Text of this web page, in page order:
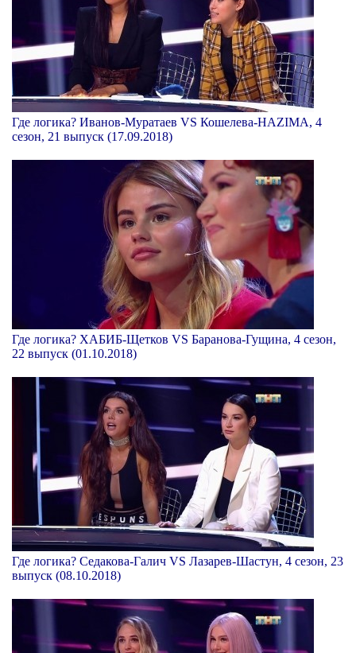
Где логика? Иванов-Муратаев VS Кошелева-НАZIМА, 4
сезон, 21 выпуск (17.09.2018)
Где логика? ХАБИБ-Щетков VS Баранова-Гущина, 4 сезон,
22 выпуск (01.10.2018)
Где логика? Седакова-Галич VS Лазарев-Шастун, 4 сезон, 23
выпуск (08.10.2018)